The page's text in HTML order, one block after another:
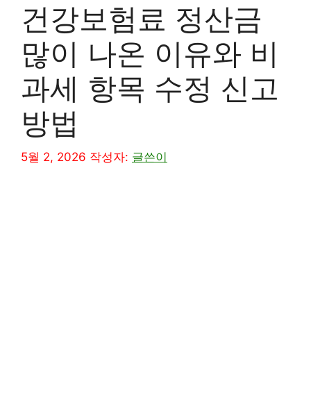
건강보험료 정산금
많이 나온 이유와 비
과세 항목 수정 신고
방법
5월 2, 2026 작성자: 글쓴이